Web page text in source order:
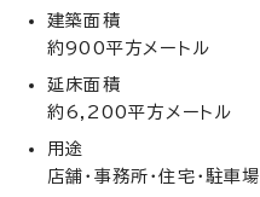
建築面積
約900平方メートル
延床面積
約6,200平方メートル
用途
店舗・事務所・住宅・駐車場